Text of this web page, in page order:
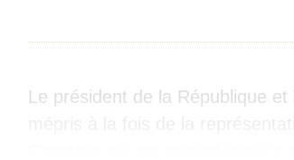
Le président de la République